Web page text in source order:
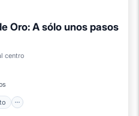
Oro: A sólo unos pasos
centro